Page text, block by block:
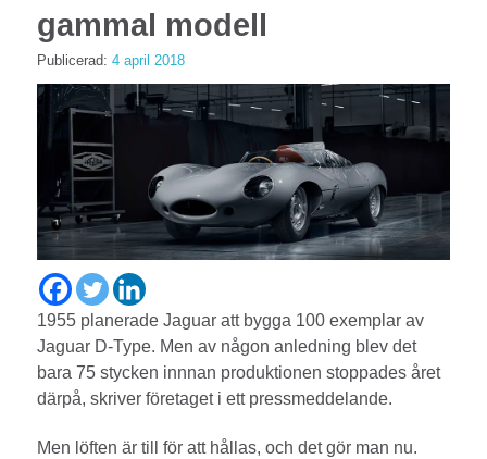
gammal modell
Publicerad: 4 april 2018
1955 planerade Jaguar att bygga 100 exemplar av
Jaguar D-Type. Men av någon anledning blev det
bara 75 stycken innnan produktionen stoppades året
därpå, skriver företaget i ett pressmeddelande.
Men löften är till för att hållas, och det gör man nu.